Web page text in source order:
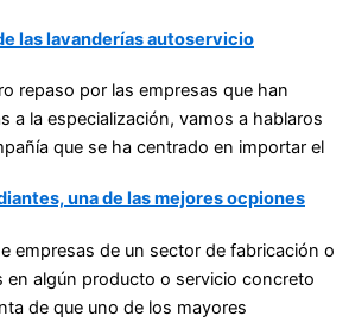
las lavanderías autoservicio
repaso por las empresas que han
a la especialización, vamos a hablaros
que se ha centrado en importar el
una de las mejores ocpiones
empresas de un sector de fabricación o
en algún producto o servicio concreto
de que uno de los mayores